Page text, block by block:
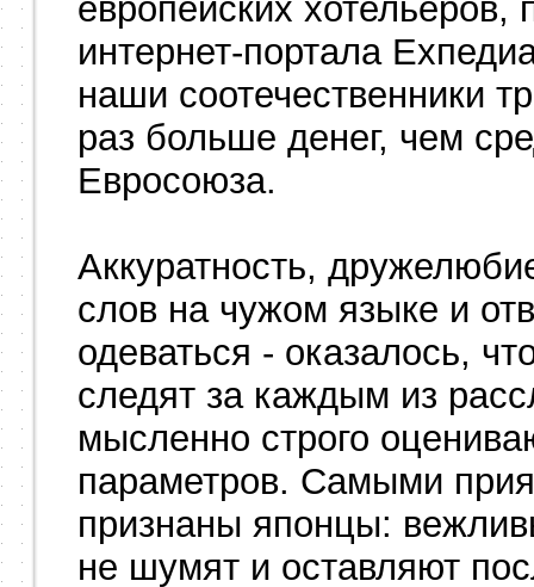
европейских хотельеров,
интернет-портала
наши соотечественники
раз больше денег, чем
Евросоюза.
Аккуратность,
слов на чужом языке и
одеваться - оказалось,
следят за каждым из
мысленно строго
параметров. Самыми
признаны японцы:
не шумят и оставляют